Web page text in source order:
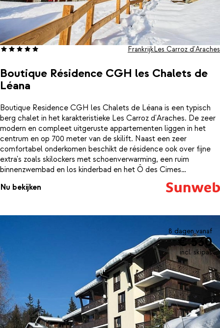
Boutique Résidence CGH les Chalets de
Léana
FrankrijkLes Carroz d'Araches
Boutique Residence CGH les Chalets de Léana is een typisch
berg chalet in het karakteristieke Les Carroz d'Araches. De zeer
modern en compleet uitgeruste appartementen liggen in het
centrum en op 700 meter van de skilift. Naast een zeer
comfortabel onderkomen beschikt de résidence ook over fijne
extra's zoals skilockers met schoenverwarming, een ruim
binnenzwembad en los kinderbad en het Ô des Cimes
wellnesscenter met een sauna, hammam en jacuzzi. Op 150
meter afstand van de residence stopt een shuttlebus die je
Nu bekijken
8 dagen vanaf
€ 530
incl. skipas